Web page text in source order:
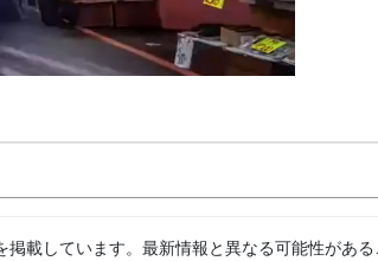
載しています。最新情報と異なる可能性があ